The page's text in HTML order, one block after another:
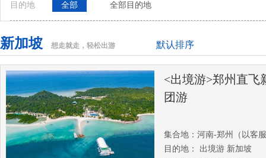
目的地 全部 全部目的地
新加坡 想走就走，轻松出游 默认排序
<出境游>郑州直飞
团游
集合地：河南-郑州（以客
目的地： 出境游 新加坡